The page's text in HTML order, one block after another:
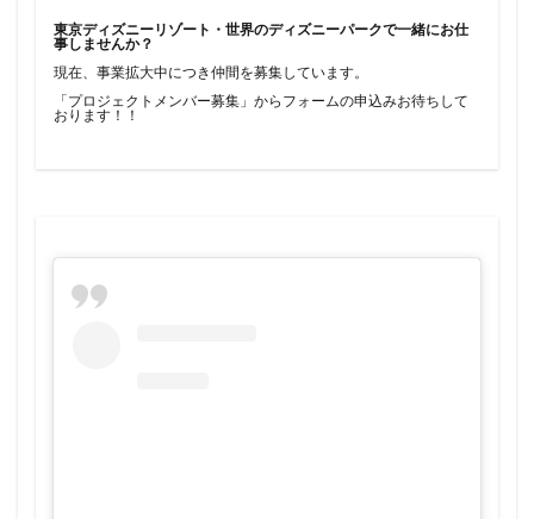
東京ディズニーリゾート・世界のディズニーパークで一緒にお仕
事しませんか？
現在、事業拡大中につき仲間を募集しています。
「プロジェクトメンバー募集」からフォームの申込みお待ちして
おります！！